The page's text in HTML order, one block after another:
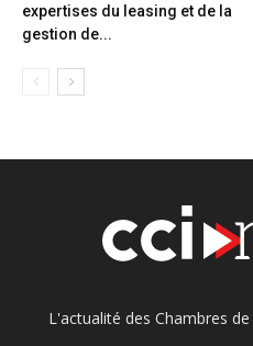
expertises du leasing et de la
gestion de...
L'actualité des Chambres